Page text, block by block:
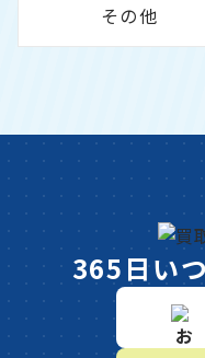
その他
365日い